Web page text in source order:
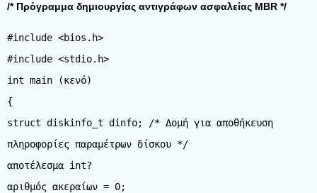
/* Πρόγραμμα δημιουργίας αντιγράφων ασφαλείας MBR */
#include <bios.h>
#include <stdio.h>
int main (κενό)
{
struct diskinfo_t dinfo; /* Δομή για αποθήκευση
πληροφορίες παραμέτρων δίσκου */
αποτέλεσμα int?
αριθμός ακεραίων = 0;